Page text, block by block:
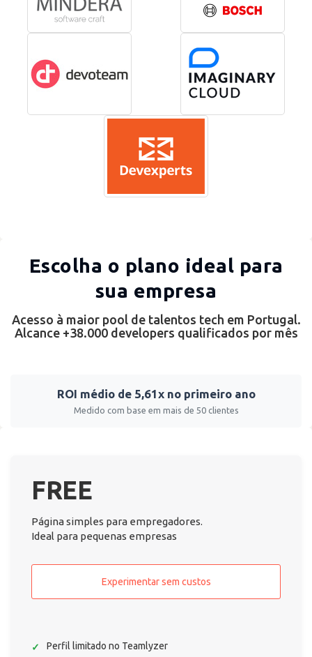
Escolha o plano ideal para
sua empresa
Acesso à maior pool de talentos tech em Portugal.
Alcance +38.000 developers qualificados por mês
ROI médio de 5,61x no primeiro ano
Medido com base em mais de 50 clientes
FREE
Página simples para empregadores.
Ideal para pequenas empresas
Experimentar sem custos
Perfil limitado no Teamlyzer